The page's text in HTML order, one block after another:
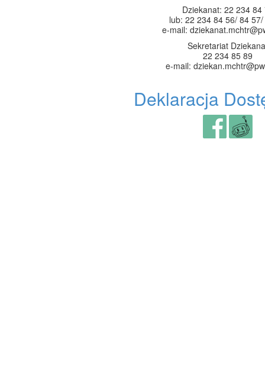
Dziekanat: 22 234 84
lub: 22 234 84 56/ 84
e-mail:
Sekretariat
22 234 85 89
e-mail:
Deklaracja